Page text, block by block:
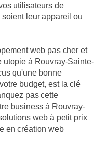
utilisateurs de
leur appareil ou
web pas cher et
utopie à Rouvray-Sainte-
qu'une bonne
budget, est la clé
pas cette
business à Rouvray-
web à petit prix
en création web